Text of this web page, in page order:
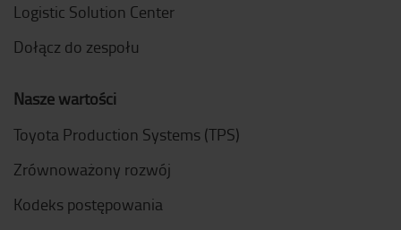
Logistic Solution Center
Dołącz do zespołu
Nasze wartości
Toyota Production Systems (TPS)
Zrównoważony rozwój
Kodeks postępowania